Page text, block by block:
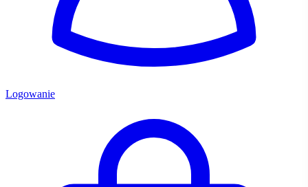
Logowanie